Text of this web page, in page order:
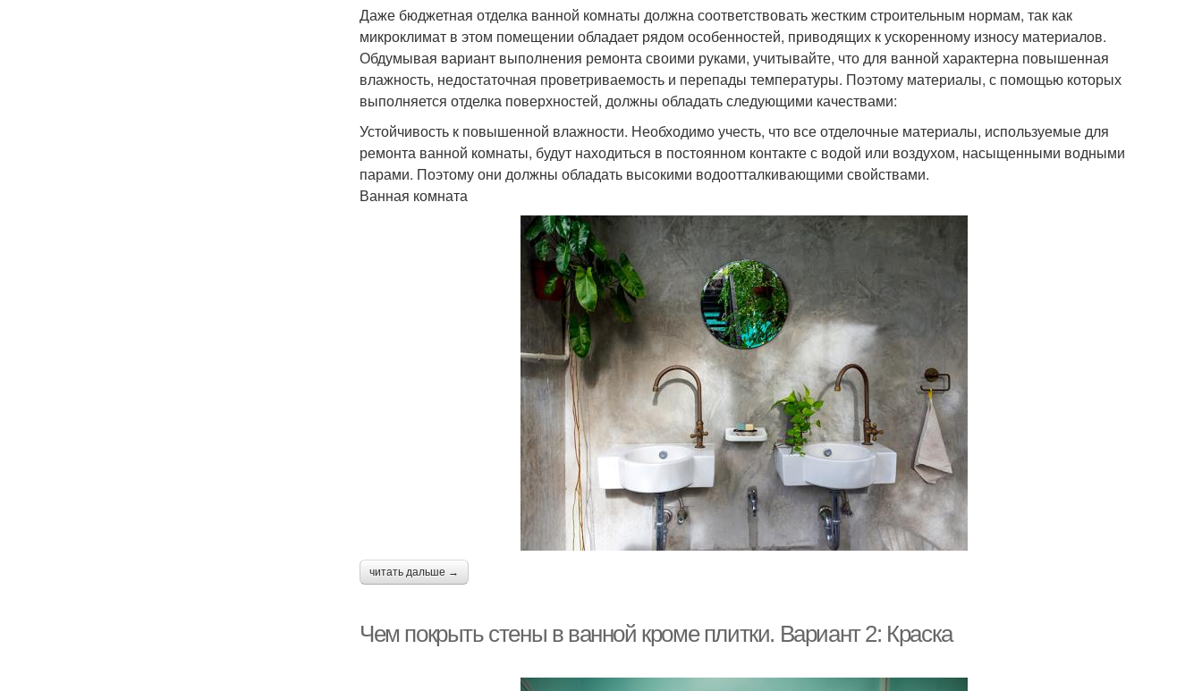
Даже бюджетная отделка ванной комнаты должна соответствовать жестким строительным нормам, так как
микроклимат в этом помещении обладает рядом особенностей, приводящих к ускоренному износу материалов.
Обдумывая вариант выполнения ремонта своими руками, учитывайте, что для ванной характерна повышенная
влажность, недостаточная проветриваемость и перепады температуры. Поэтому материалы, с помощью которых
выполняется отделка поверхностей, должны обладать следующими качествами:
Устойчивость к повышенной влажности. Необходимо учесть, что все отделочные материалы, используемые для
ремонта ванной комнаты, будут находиться в постоянном контакте с водой или воздухом, насыщенными водными
парами. Поэтому они должны обладать высокими водоотталкивающими свойствами.
Ванная комната
читать дальше →
Чем покрыть стены в ванной кроме плитки. Вариант 2: Краска